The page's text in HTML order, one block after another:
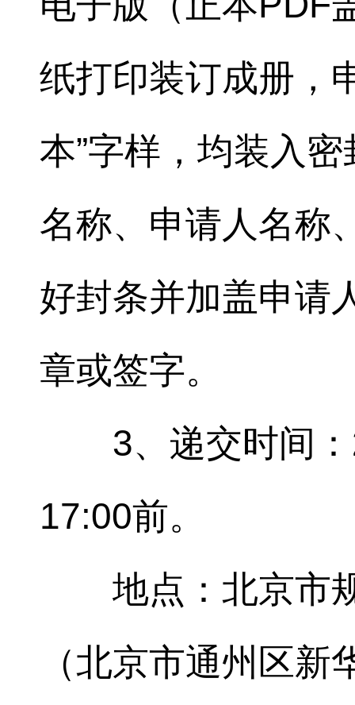
纸打印装订成册，
本”字样，均装入
名称、申请人名称
好封条并加盖申请
章或签字。
3、递交时间
17:00前。
地点：北京市
（北京市通州区